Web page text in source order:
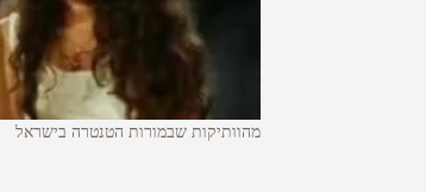
מהוותיקות שבמורות הטנטרה בישראל